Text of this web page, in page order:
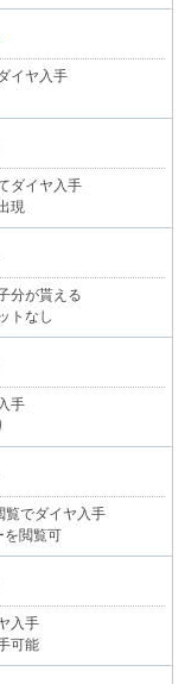
イヤ入手
ダイヤ入手
現
分が貰える
トなし
手
覧でダイヤ入手
を閲覧可
入手
可能